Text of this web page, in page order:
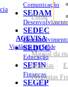
AGEVISA
Vigilância em Saúde
Portal
Manual da
Notícias
Perguntas
Comunicação
SEDAM
SEDEC
SEDUC
Educação
SEFIN
Finanças
SEGEP